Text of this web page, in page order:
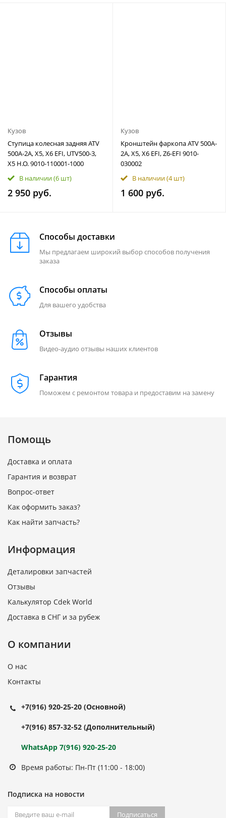
Кузов
Ступица колесная задняя ATV
500A-2A, X5, X6 EFI, UTV500-3,
X5 H.O. 9010-110001-1000
В наличии(6 шт)
2 950 руб.
Кузов
Кронштейн фаркопа ATV 500A-
2A, X5, X6 EFI, Z6-EFI 9010-
030002
В наличии(4 шт)
1 600 руб.
Способы доставки
Мы предлагаем широкий выбор способов получения
заказа
Способы оплаты
Для вашего удобства
Отзывы
Видео-аудио отзывы наших клиентов
Гарантия
Поможем с ремонтом товара и предоставим на замену
Помощь
Доставка и оплата
Гарантия и возврат
Вопрос-ответ
Как оформить заказ?
Как найти запчасть?
Информация
Деталировки запчастей
Отзывы
Калькулятор Cdek World
Доставка в СНГ и за рубеж
О компании
О нас
Контакты
+7(916) 920-25-20 (Основной)
+7(916) 857-32-52 (Дополнительный)
WhatsApp 7(916) 920-25-20
Время работы: Пн-Пт (11:00 - 18:00)
Подписка на новости
Подписаться